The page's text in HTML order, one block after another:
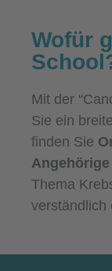
Wofür
Mit der
Sie ein
finden Sie
Thema
verständlich